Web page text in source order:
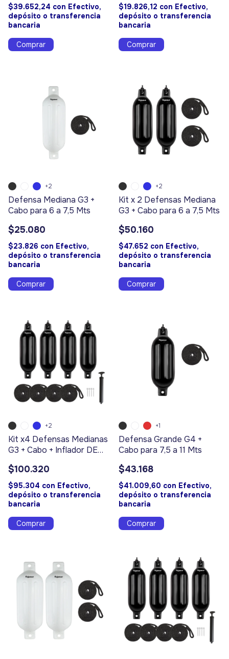
$39.652,24 con Efectivo,
depósito o transferencia
bancaria
Comprar
$19.826,12 con Efectivo,
depósito o transferencia
bancaria
Comprar
Defensa Mediana G3 +
Cabo para 6 a 7,5 Mts
$25.080
$23.826 con Efectivo,
depósito o transferencia
bancaria
+2
Comprar
Kit x 2 Defensas Mediana
G3 + Cabo para 6 a 7,5 Mts
$50.160
$47.652 con Efectivo,
depósito o transferencia
bancaria
+2
Comprar
Kit x4 Defensas Medianas
G3 + Cabo + Inflador DE
$100.320
$95.304 con Efectivo,
depósito o transferencia
bancaria
+2
Comprar
Defensa Grande G4 +
Cabo para 7,5 a 11 Mts
$43.168
$41.009,60 con Efectivo,
depósito o transferencia
bancaria
+1
Comprar